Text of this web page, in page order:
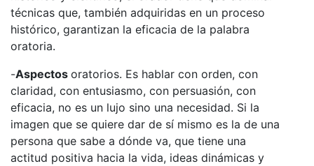
técnicas que, también adquiridas en un proceso
histórico, garantizan la eficacia de la palabra
oratoria.
-Aspectos oratorios. Es hablar con orden, con
claridad, con entusiasmo, con persuasión, con
eficacia, no es un lujo sino una necesidad. Si la
imagen que se quiere dar de sí mismo es la de una
persona que sabe a dónde va, que tiene una
actitud positiva hacia la vida, ideas dinámicas y